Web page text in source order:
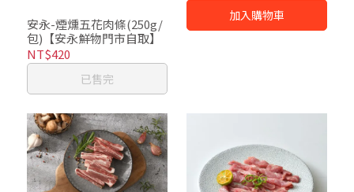
安永-煙燻五花肉條(250g/
包)【安永鮮物門市自取】
NT$420
已售完
加入購物車